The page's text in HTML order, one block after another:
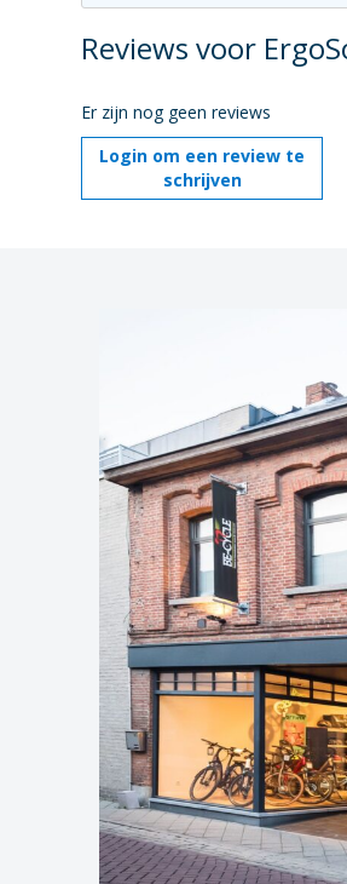
Reviews voor
Er zijn nog geen reviews
Login om een review te
schrijven